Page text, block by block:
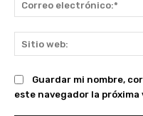
Guardar mi nombre,
este navegador la próxima